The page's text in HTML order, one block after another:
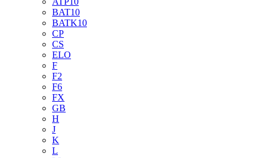
BAT10
BATK10
CP
CS
ELO
F
F2
F6
FX
GB
H
J
K
L